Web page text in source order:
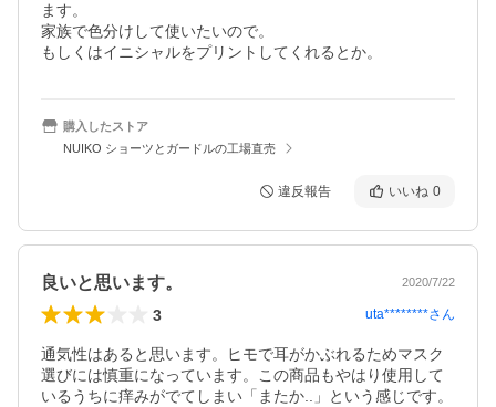
ます。
家族で色分けして使いたいので。
もしくはイニシャルをプリントしてくれるとか。
購入したストア
NUIKO ショーツとガードルの工場直売
違反報告 いいね 0
良いと思います。 2020/7/22
3 uta********さん
通気性はあると思います。ヒモで耳がかぶれるためマスク
選びには慎重になっています。この商品もやはり使用して
いるうちに痒みがでてしまい「またか..」という感じです。